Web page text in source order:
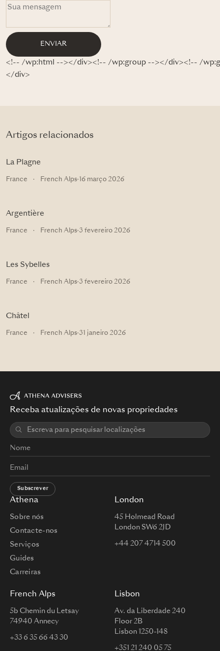
ENVIAR
<!-- /wp:html --></div><!-- /wp:group --></div><!-- /
</div>
Artigos relacionados
La Plagne
France · French Alps·16 março 2026
Argentière
France · French Alps·3 fevereiro 2026
Les Sybelles
France · French Alps·3 fevereiro 2026
Châtel
France · French Alps·31 janeiro 2026
Athena
Sobre nós
Contacte-nos
Serviços
Guides
Carreiras
London
45 Holmead Road
London SW6 2JD
+44 207 4714 500
French Alps
5b Chemin du Letsay
74940 Annecy
+33 6 35 66 43 30
Lisbon
Av. da Liberdade 240
Floor 2B
Lisbon 1250-148
+351 21 240 05 75
Receba atualizações de novas propriedades
Subscrever